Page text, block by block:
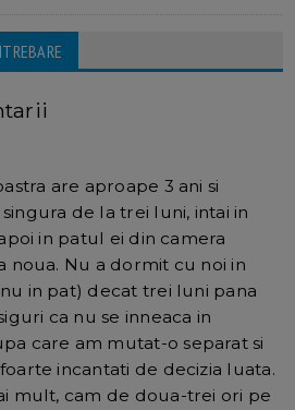
are aproape 3 ani si
de la trei luni, intai in
in patul ei din camera
noua. Nu a dormit cu noi in
in pat) decat trei luni pana
ca nu se inneaca in
care am mutat-o separat si
incantati de decizia luata.
mult, cam de doua-trei ori pe